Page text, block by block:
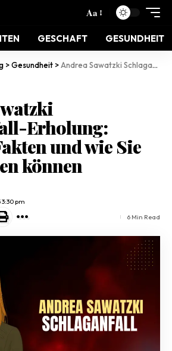
Aa
GESCHAFT GESUNDHEIT
>Gesundheit >Andrea Sawatzki Schlaganfall-Erholung: Wichtige Fakten und wie Sie unterstützen können
Erholung:
und wie Sie
können
pm
6 Min Read